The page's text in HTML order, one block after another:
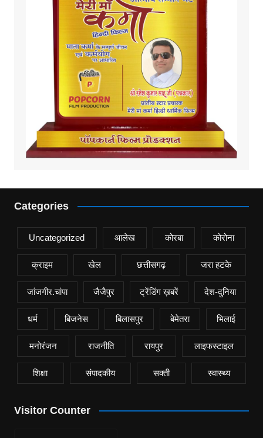
Categories
Uncategorized आलेख कोरबा कोरोना
क्राइम खेल छत्तीसगढ़ जरा हटके
जांजगीर.चांपा जैजैपुर ट्रेंडिंग ख़बरें देश-दुनिया
धर्म बिजनेस बिलासपुर बेमेतरा भिलाई
मनोरंजन राजनीति रायपुर लाइफस्टाइल
शिक्षा संपादकीय सक्ती स्वास्थ्य
Visitor Counter